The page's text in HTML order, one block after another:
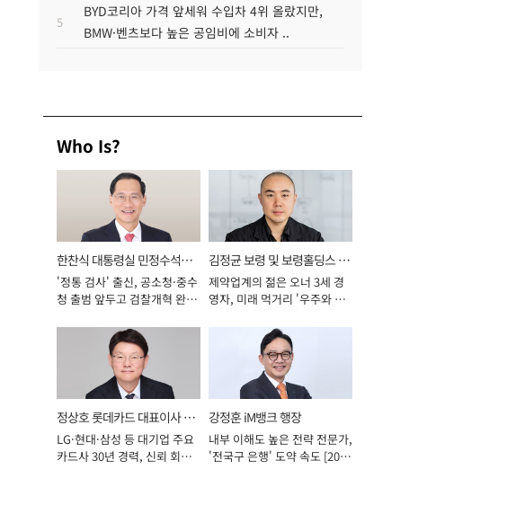
5
BYD코리아 가격 앞세워 수입차 4위 올랐지만,
BMW·벤츠보다 높은 공임비에 소비자 ..
Who Is?
한찬식 대통령실 민정수석비
서관
'정통 검사' 출신, 공소청·중수
청 출범 앞두고 검찰개혁 완수
김정균 보령 및 보령홀딩스 대
표이사 사장
제약업계의 젊은 오너 3세 경
영자, 미래 먹거리 '우주와 헬
정상호 롯데카드 대표이사 사
장
LG·현대·삼성 등 대기업 주요
카드사 30년 경력, 신뢰 회복
강정훈 iM뱅크 행장
내부 이해도 높은 전략 전문가,
'전국구 은행' 도약 속도 [2026